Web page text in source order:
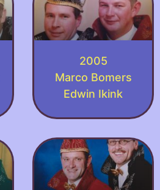
2005
Marco Bomers
Edwin Ikink